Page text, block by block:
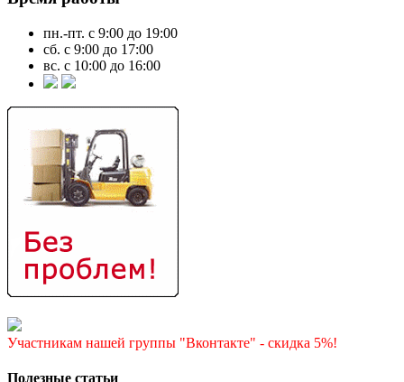
пн.-пт. с 9:00 до 19:00
сб. с 9:00 до 17:00
вс. с 10:00 до 16:00
Участникам нашей группы "Вконтакте" - скидка 5%!
Полезные статьи